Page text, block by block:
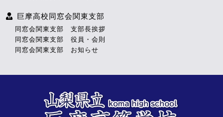
巨摩高校同窓会関東支部
同窓会関東支部 支部長挨拶
同窓会関東支部 役員・会則
同窓会関東支部 お知らせ